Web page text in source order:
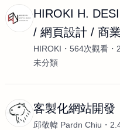
HIROKI H.
/ 網頁設計 / 商業
HIROKI 564次觀看
未分類
客製化網站開發
邱敬幃 Pardn Chiu